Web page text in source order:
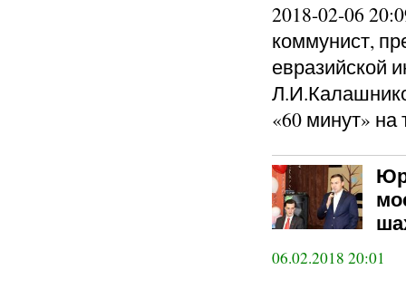
2018-02-06
коммунист,
евразийской
«60 минут» на
06.02.2018 20:01